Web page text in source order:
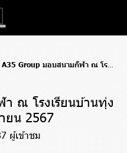
A35 Group มอบสนามกีฬา ณ โรงเรียนบ้านทุ่งกร่าง เมื่อวันที่ 8 พฤศจิกายน 2567
ณ โรงเรียนบ้านทุ่ง
ยน 2567
ผู้เข้าชม